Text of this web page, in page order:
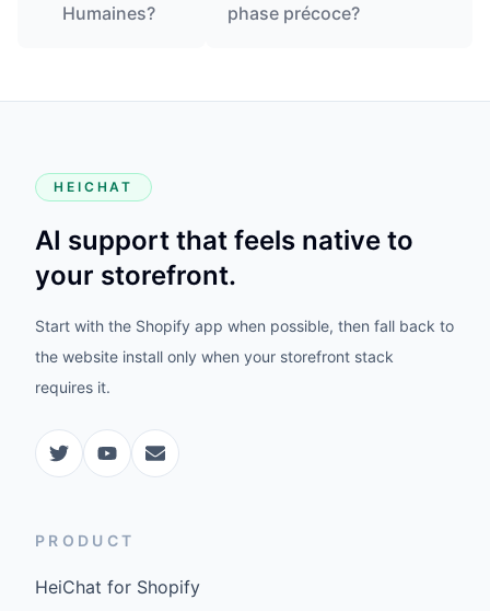
Humaines?
phase précoce?
HEICHAT
AI support that feels native to
your storefront.
Start with the Shopify app when possible, then fall back to
the website install only when your storefront stack
requires it.
PRODUCT
HeiChat for Shopify